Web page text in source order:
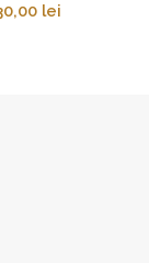
lei